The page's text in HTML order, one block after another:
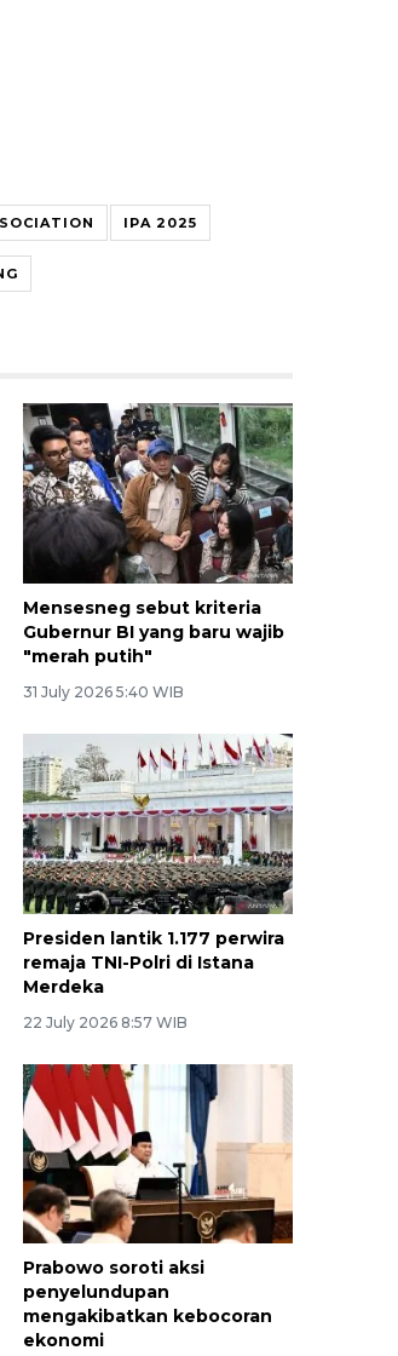
IPA 2025
Mensesneg sebut kriteria
Gubernur BI yang baru wajib
"merah putih"
31 July 2026 5:40 WIB
Presiden lantik 1.177 perwira
remaja TNI-Polri di Istana
Merdeka
22 July 2026 8:57 WIB
Prabowo soroti aksi
penyelundupan
mengakibatkan kebocoran
ekonomi